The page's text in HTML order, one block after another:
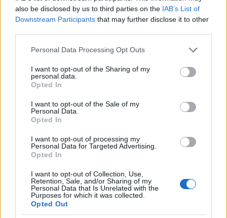
also be disclosed by us to third parties on the IAB’s List of
Downstream Participants that may further disclose it to other
Please note that this website/app uses one or more Google
not limited to your visit or usage behaviour. You may click to
grant or deny consent to Google and its third-party tags to
use your data for below specified purposes in below Google
consent section.
Personal Data Processing Opt Outs
I want to opt-out of the Sharing of my
personal data.
Opted In
I want to opt-out of the Sale of my
Personal Data.
Opted In
I want to opt-out of processing my
Personal Data for Targeted Advertising.
Opted In
I want to opt-out of Collection, Use,
Retention, Sale, and/or Sharing of my
Personal Data that Is Unrelated with the
Purposes for which it was collected.
Opted Out
kapaszkodnak az utolsó fűszálakba?
Irigylem továbbá az ilyen fokú önzetlenséged is
embertársaid iránt, de kicsit olyan ez az egész,
mintha azért nem ennék innentől kezdve egy rántott
csirkét sem, mert Afrikában éheznek...
lesz is. Nekem is kijutott belőle az életem során nem
kicsit, de ezzel együtt kell élni, és nem feláldozni a
De a legnagyobb baj, ahogy már írtam, az a totális
következetlenség és töketlenség...
Mindegy, hogy kinek van igaza, mert úgysincs
ráhatásunk a nagyok dolgára. De nem szeretnék
olyan világban sem élni, ahol a bekattant emberek
polgárháborút halmoznak polgárháborúra a
nyugati civilizációkban is...
By the way: IT-n kívül milyen melót lehet így elcsípni?
Én is full HO-ban vagyok (mérnök), de azért még
nem engedének haza, hogy onnan dolgozzak... IT-s